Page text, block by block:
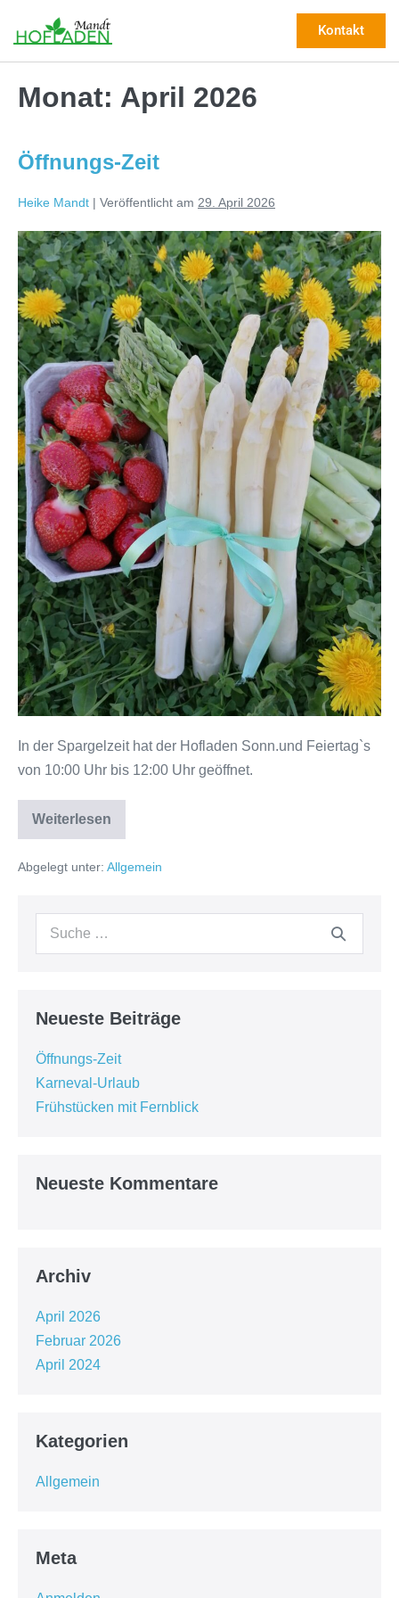
Kontakt
Monat: April 2026
Öffnungs-Zeit
Heike Mandt | Veröffentlicht am 29. April 2026
In der Spargelzeit hat der Hofladen Sonn.und Feiertag`s
von 10:00 Uhr bis 12:00 Uhr geöffnet.
Weiterlesen
Abgelegt unter: Allgemein
Neueste Beiträge
Öffnungs-Zeit
Karneval-Urlaub
Frühstücken mit Fernblick
Neueste Kommentare
Archiv
April 2026
Februar 2026
April 2024
Kategorien
Allgemein
Meta